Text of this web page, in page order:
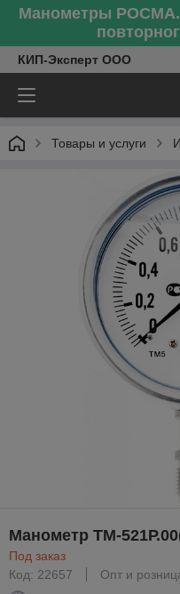
Манометры
КИП-Эксперт ООО
Товары и услуги
Манометр ТМ-
Под заказ
Код: 22657
Опт и